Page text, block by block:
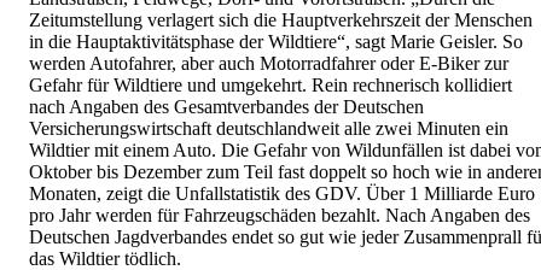
Zeitumstellung verlagert sich die Hauptverkehrszeit der Menschen
in die Hauptaktivitätsphase der Wildtiere“, sagt Marie Geisler. So
werden Autofahrer, aber auch Motorradfahrer oder E-Biker zur
Gefahr für Wildtiere und umgekehrt. Rein rechnerisch kollidiert
nach Angaben des Gesamtverbandes der Deutschen
Versicherungswirtschaft deutschlandweit alle zwei Minuten ein
Wildtier mit einem Auto. Die Gefahr von Wildunfällen ist dabei
Oktober bis Dezember zum Teil fast doppelt so hoch wie in
Monaten, zeigt die Unfallstatistik des GDV. Über 1 Milliarde Euro
pro Jahr werden für Fahrzeugschäden bezahlt. Nach Angaben des
Deutschen Jagdverbandes endet so gut wie jeder Zusammenprall
das Wildtier tödlich.